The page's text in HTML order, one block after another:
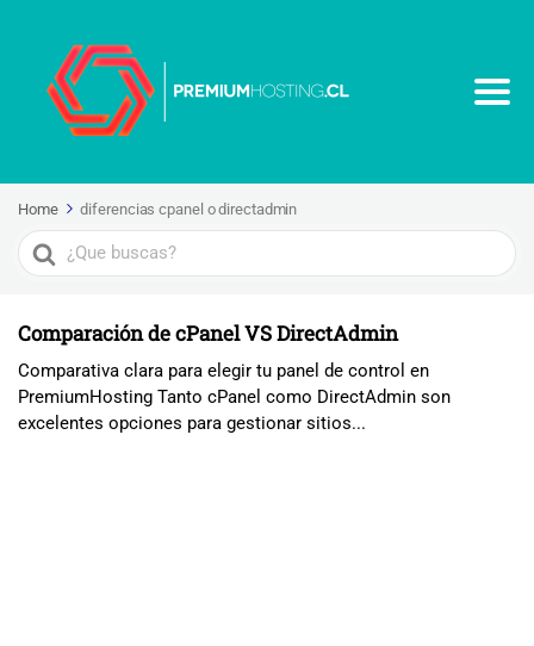
Home diferencias cpanel o directadmin
Search
For
Comparación de cPanel VS DirectAdmin
Comparativa clara para elegir tu panel de control en
PremiumHosting Tanto cPanel como DirectAdmin son
excelentes opciones para gestionar sitios...